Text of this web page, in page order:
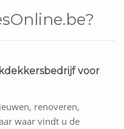
voor
renoveren,
waar vindt u de